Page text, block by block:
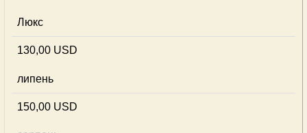
Люкс
130,00 USD
липень
150,00 USD